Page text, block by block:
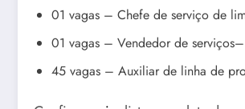
01 vagas – Chefe de serviço de
01 vagas – Vendedor de
45 vagas – Auxiliar de linha de